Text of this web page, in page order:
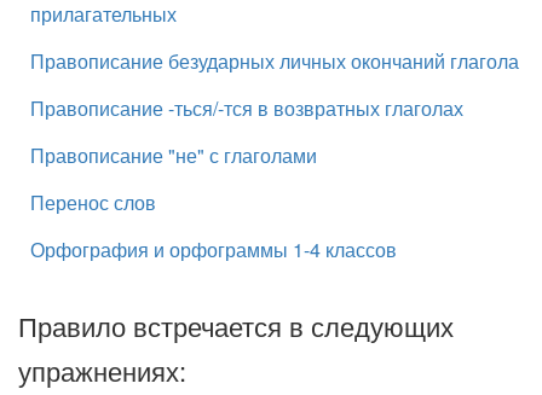
прилагательных
Правописание безударных личных окончаний глагола
Правописание -ться/-тся в возвратных глаголах
Правописание "не" с глаголами
Перенос слов
Орфография и орфограммы 1-4 классов
Правило встречается в следующих
упражнениях: